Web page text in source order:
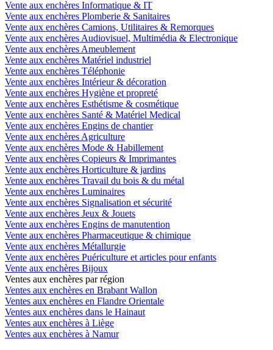
Vente aux enchères Informatique & IT
Vente aux enchères Plomberie & Sanitaires
Vente aux enchères Camions, Utilitaires & Remorques
Vente aux enchères Audiovisuel, Multimédia & Electronique
Vente aux enchères Ameublement
Vente aux enchères Matériel industriel
Vente aux enchères Téléphonie
Vente aux enchères Intérieur & décoration
Vente aux enchères Hygiène et propreté
Vente aux enchères Esthétisme & cosmétique
Vente aux enchères Santé & Matériel Medical
Vente aux enchères Engins de chantier
Vente aux enchères Agriculture
Vente aux enchères Mode & Habillement
Vente aux enchères Copieurs & Imprimantes
Vente aux enchères Horticulture & jardins
Vente aux enchères Travail du bois & du métal
Vente aux enchères Luminaires
Vente aux enchères Signalisation et sécurité
Vente aux enchères Jeux & Jouets
Vente aux enchères Engins de manutention
Vente aux enchères Pharmaceutique & chimique
Vente aux enchères Métallurgie
Vente aux enchères Puériculture et articles pour enfants
Vente aux enchères Bijoux
Ventes aux enchères par région
Ventes aux enchères en Brabant Wallon
Ventes aux enchères en Flandre Orientale
Ventes aux enchères dans le Hainaut
Ventes aux enchères à Liège
Ventes aux enchères à Namur